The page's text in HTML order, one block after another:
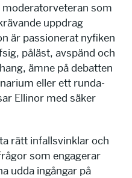
som
uppdrag
är passionerat nyfiken
påläst, avspänd och
ämne på debatten
eller ett runda-
Ellinor med säker
rätt infallsvinklar och
som engagerar
udda ingångar på